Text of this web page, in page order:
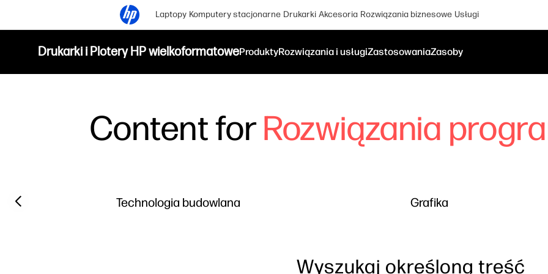
Laptopy Komputery stacjonarne Drukarki Akcesoria Rozwiązania biznesowe Usługi
Drukarki i Plotery HP wielkoformatoweProduktyRozwiązania i usługiZastosowaniaZasoby
Content forRozwiązania
Filter category
Technologia budowlana Grafika
Previous slide
Wyszukaj określoną treść